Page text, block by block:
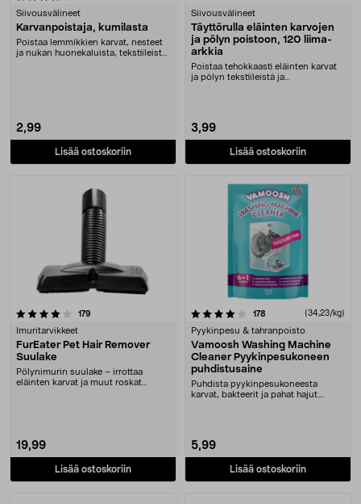
Siivousvälineet
Karvanpoistaja, kumilasta
Poistaa lemmikkien karvat, nesteet
ja nukan huonekaluista, tekstiileistä,
2,99
Lisää ostoskoriin
Siivousvälineet
Täyttörulla eläinten karvojen
ja pölyn poistoon, 120 liima-
arkkia
Poistaa tehokkaasti eläinten karvat
ja pölyn tekstiileistä ja
3,99
Lisää ostoskoriin
179
Imuritarvikkeet
FurEater Pet Hair Remover
Suulake
Pölynimurin suulake – irrottaa
eläinten karvat ja muut roskat
19,99
Lisää ostoskoriin
4.0 viidestä tähdestä 178 (34,23/kg)
Pyykinpesu & tahranpoisto
Vamoosh Washing Machine
Cleaner Pyykinpesukoneen
puhdistusaine
Puhdista pyykinpesukoneesta
karvat, bakteerit ja pahat hajut.
5,99
Lisää ostoskoriin